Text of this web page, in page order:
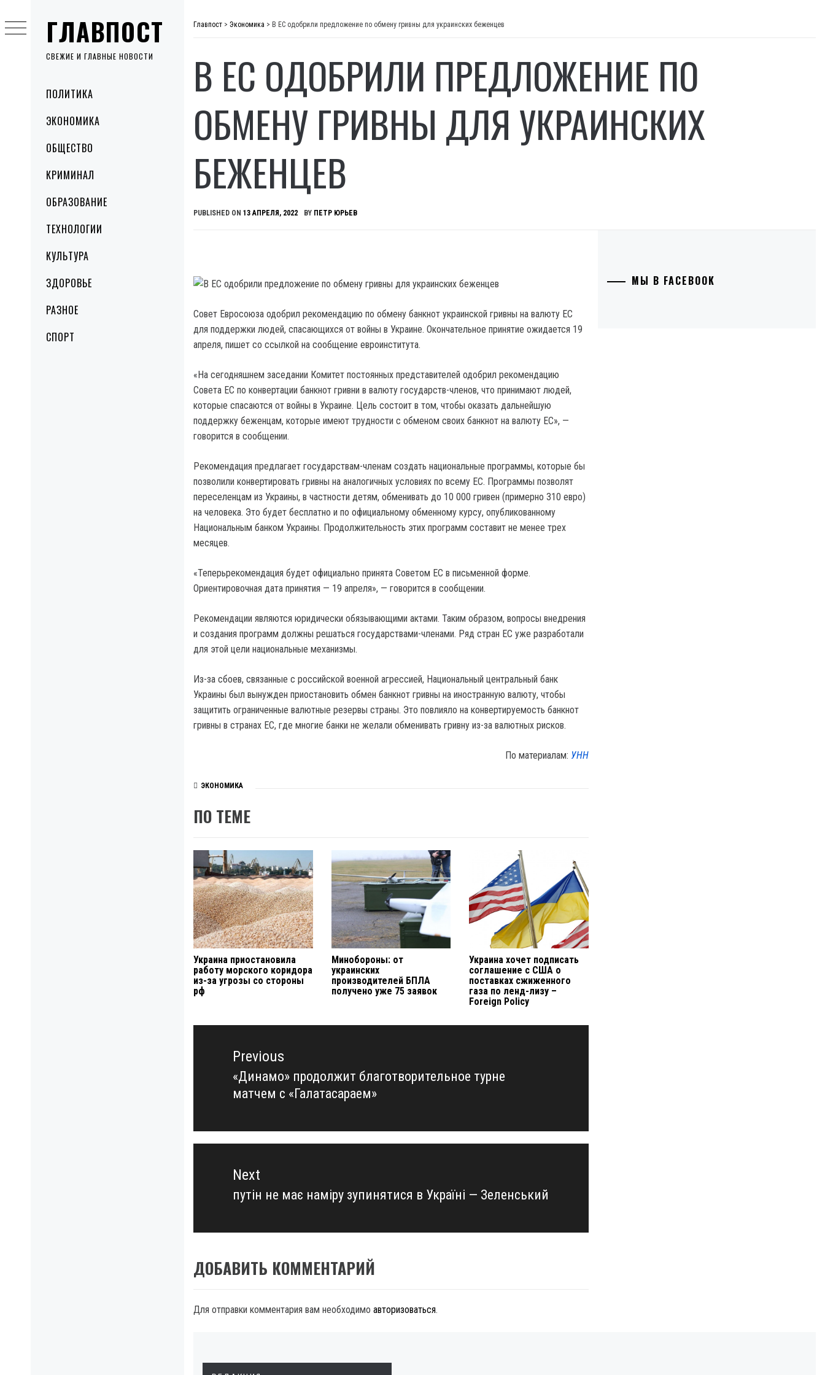
ГЛАВПОСТ
СВЕЖИЕ И ГЛАВНЫЕ НОВОСТИ
MenuПОЛИТИКА
ЭКОНОМИКА
ОБЩЕСТВО
КРИМИНАЛ
ОБРАЗОВАНИЕ
ТЕХНОЛОГИИ
КУЛЬТУРА
ЗДОРОВЬЕ
РАЗНОЕ
СПОРТ
to
content
Главпост > Экономика > В ЕС одобрили предложение по обмену гривны для украинских беженцев
В ЕС ОДОБРИЛИ ПРЕДЛОЖЕНИЕ ПО
ОБМЕНУ ГРИВНЫ ДЛЯ УКРАИНСКИХ
БЕЖЕНЦЕВ
PUBLISHED ON 13 АПРЕЛЯ, 2022 BY ПЕТР ЮРЬЕВ
Совет Евросоюза одобрил рекомендацию по обмену банкнот украинской гривны на валюту ЕС
для поддержки людей, спасающихся от войны в Украине. Окончательное принятие ожидается 19
апреля, пишет со ссылкой на сообщение евроинститута.
«На сегодняшнем заседании Комитет постоянных представителей одобрил рекомендацию
Совета ЕС по конвертации банкнот гривни в валюту государств-членов, что принимают людей,
которые спасаются от войны в Украине. Цель состоит в том, чтобы оказать дальнейшую
поддержку беженцам, которые имеют трудности с обменом своих банкнот на валюту ЕС», —
говорится в сообщении.
Рекомендация предлагает государствам-членам создать национальные программы, которые бы
позволили конвертировать гривны на аналогичных условиях по всему ЕС. Программы позволят
переселенцам из Украины, в частности детям, обменивать до 10 000 гривен (примерно 310 евро)
на человека. Это будет бесплатно и по официальному обменному курсу, опубликованному
Национальным банком Украины. Продолжительность этих программ составит не менее трех
месяцев.
«Теперьрекомендация будет официально принята Советом ЕС в письменной форме.
Ориентировочная дата принятия — 19 апреля», — говорится в сообщении.
Рекомендации являются юридически обязывающими актами. Таким образом, вопросы внедрения
и создания программ должны решаться государствами-членами. Ряд стран ЕС уже разработали
для этой цели национальные механизмы.
Из-за сбоев, связанные с российской военной агрессией, Национальный центральный банк
Украины был вынужден приостановить обмен банкнот гривны на иностранную валюту, чтобы
защитить ограниченные валютные резервы страны. Это повлияло на конвертируемость банкнот
гривны в странах ЕС, где многие банки не желали обменивать гривну из-за валютных рисков.
По материалам: УНН
ЭКОНОМИКА
ПО ТЕМЕ
Украина приостановила
работу морского коридора
из-за угрозы со стороны
рф
Минобороны: от
украинских
производителей БПЛА
получено уже 75 заявок
Украина хочет подписать
соглашение с США о
поставках сжиженного
газа по ленд-лизу –
Foreign Policy
Навигация
записямPrevious
Previous
post:
«Динамо» продолжит благотворительное турне
матчем с «Галатасараем»
Next
Next
путін не має наміру зупинятися в Україні — Зеленський
ДОБАВИТЬ КОММЕНТАРИЙ
Для отправки комментария вам необходимо авторизоваться.
МЫ В FACEBOOK